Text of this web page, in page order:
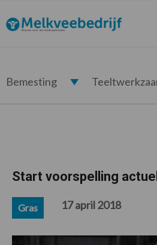
de
hoofdnavigatie
de
hoofd
de
eerste
de
voettekst
Melkveebedrijf.nl
Bemesting
Start voorspelling
Gras 17 april 2018